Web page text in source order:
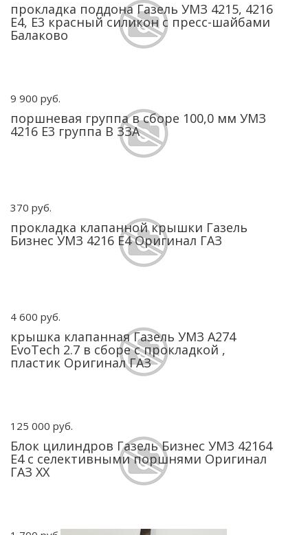
прокладка поддона Газель УМЗ 4215, 4216
Е4, Е3 красный силикон с пресс-шайбами
Балаково
9 900 руб.
поршневая группа в сборе 100,0 мм УМЗ
4216 Е3 группа В ЗЗА
370 руб.
прокладка клапанной крышки Газель
Бизнес УМЗ 4216 Е4 Оригинал ГАЗ
4 600 руб.
крышка клапанная Газель УМЗ A274
EvoTech 2.7 в сборе с прокладкой ,
пластик Оригинал ГАЗ
125 000 руб.
Блок цилиндров Газель Бизнес УМЗ 42164
Е4 с селективными поршнями Оригинал
ГАЗ ХХ